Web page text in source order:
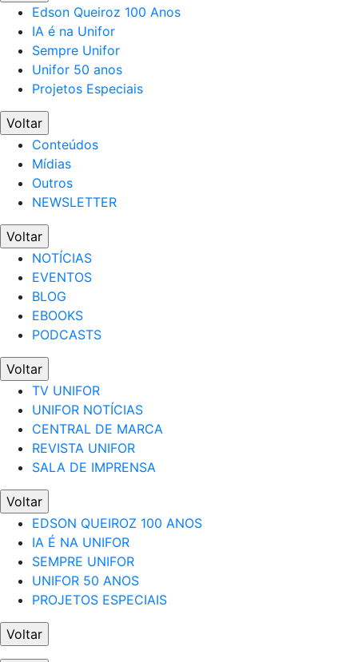
Edson Queiroz 100 Anos
IA é na Unifor
Sempre Unifor
Unifor 50 anos
Projetos Especiais
Voltar
Conteúdos
Mídias
Outros
NEWSLETTER
Voltar
NOTÍCIAS
EVENTOS
BLOG
EBOOKS
PODCASTS
Voltar
TV UNIFOR
UNIFOR NOTÍCIAS
CENTRAL DE MARCA
REVISTA UNIFOR
SALA DE IMPRENSA
Voltar
EDSON QUEIROZ 100 ANOS
IA É NA UNIFOR
SEMPRE UNIFOR
UNIFOR 50 ANOS
PROJETOS ESPECIAIS
Voltar